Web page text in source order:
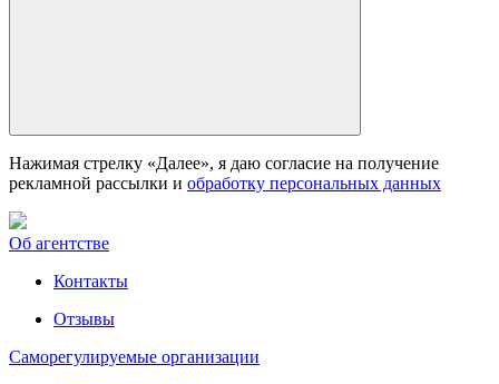
Нажимая стрелку «Далее», я даю согласие на получение
рекламной рассылки и обработку персональных данных
Об агентстве
Контакты
Отзывы
Саморегулируемые организации